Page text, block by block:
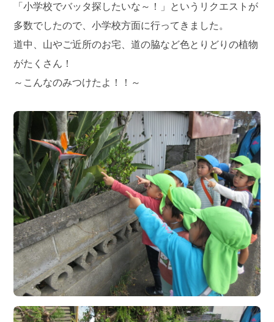
「小学校でバッタ探したいな～！」というリクエストが
多数でしたので、小学校方面に行ってきました。
道中、山やご近所のお宅、道の脇など色とりどりの植物
がたくさん！
～こんなのみつけたよ！！～